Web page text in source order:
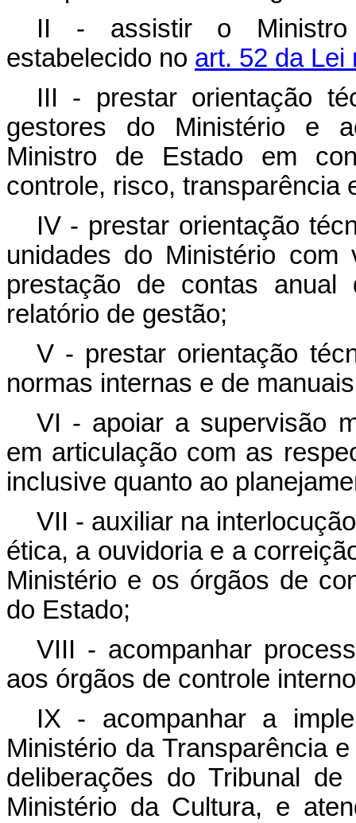
II - assistir o Ministro
estabelecido no art. 52 da Lei
III - prestar orientação
gestores do Ministério e
Ministro de Estado em
controle, risco, transparência
IV - prestar orientação
unidades do Ministério
prestação de contas
relatório de gestão;
V - prestar orientação
normas internas e de
VI - apoiar a supervisão
em articulação com as
inclusive quanto ao
VII - auxiliar na
ética, a ouvidoria e a
Ministério e os órgãos de
do Estado;
VIII - acompanhar
aos órgãos de controle
IX - acompanhar a
Ministério da Transparência
deliberações do Tribunal
Ministério da Cultura, e